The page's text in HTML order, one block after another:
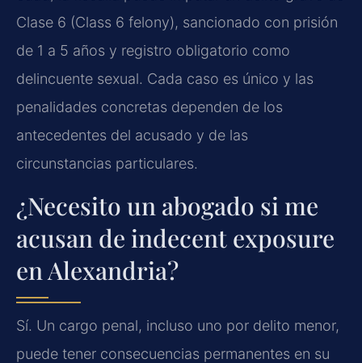
Clase 6 (Class 6 felony), sancionado con prisión
de 1 a 5 años y registro obligatorio como
delincuente sexual. Cada caso es único y las
penalidades concretas dependen de los
antecedentes del acusado y de las
circunstancias particulares.
¿Necesito un abogado si me
acusan de indecent exposure
en Alexandria?
Sí. Un cargo penal, incluso uno por delito menor,
puede tener consecuencias permanentes en su